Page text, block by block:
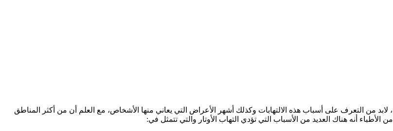
لابد من التعرف على أسباب هذه الالتهابات وكذلك أشهر الأعراض التي يعاني منها الأشخاص، مع العلم أن من أكثر المناطق
أنه هناك العديد من الأسباب التي تؤدي التهاب الأوتار والتي تتمثل في: